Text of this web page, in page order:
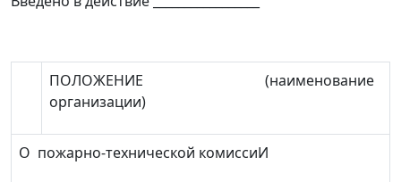
ПОЛОЖЕНИЕ (наименование
организации)
О пожарно-технической комиссиИ